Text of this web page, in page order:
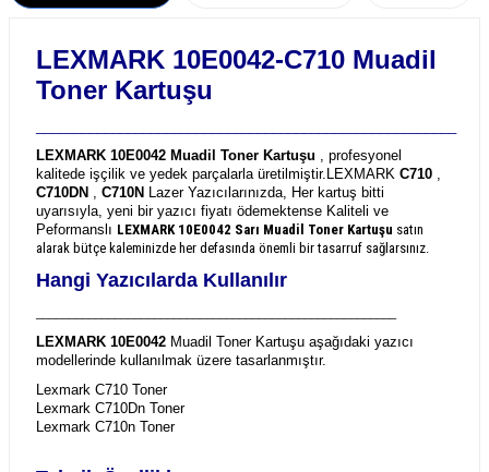
LEXMARK 10E0042-C710 Muadil
Toner Kartuşu
LEXMARK 10E0042 Muadil Toner Kartuşu , profesyonel
kalitede işçilik ve yedek parçalarla üretilmiştir. LEXMARK C710 ,
C710DN , C710N Lazer Yazıcılarınızda, Her kartuş bitti
uyarısıyla, yeni bir yazıcı fiyatı ödemektense Kaliteli ve
Peformanslı LEXMARK 10E0042 Sarı Muadil Toner Kartuşu satın
alarak bütçe kaleminizde her defasında önemli bir tasarruf sağlarsınız.
Hangi Yazıcılarda Kullanılır
LEXMARK 10E0042 Muadil Toner Kartuşu aşağıdaki yazıcı
modellerinde kullanılmak üzere tasarlanmıştır.
Lexmark C710 Toner
Lexmark C710Dn Toner
Lexmark C710n Toner